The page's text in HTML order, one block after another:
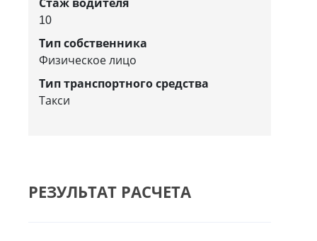
10
Тип собственника
Физическое лицо
Тип транспортного средства
Такси
РЕЗУЛЬТАТ РАСЧЕТА